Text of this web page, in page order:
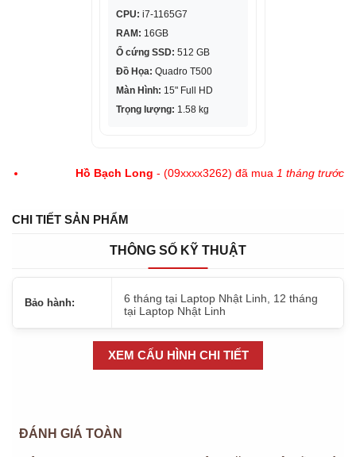
5 sao
CPU: i7-1165G7
RAM: 16GB
Ổ cứng SSD: 512 GB
Đồ Họa: Quadro T500
Màn Hình: 15" Full HD
Trọng lượng: 1.58 kg
Hồ Bạch Long - (09xxxx3262) đã mua 1 tháng trước
Minh Trí- (09xxxx5051) đã mua
Nhật Minh - (09xxxx4190) đã mua1 giờ trước (18:18:13)
Lâm Trọng Nghĩa- (09xxxx8498) đã mua
Châu Văn Dũng- (09xxxx8883) đã mua
CHI TIẾT SẢN PHẨM
THÔNG SỐ KỸ THUẬT
Bảo hành:
6 tháng tại Laptop Nhật Linh, 12 tháng
tại Laptop Nhật Linh
XEM CẤU HÌNH CHI TIẾT
ĐÁNH GIÁ TOÀN